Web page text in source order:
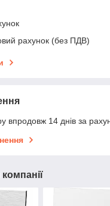
рахунок (без ПДВ)
впродовж 14 днів за